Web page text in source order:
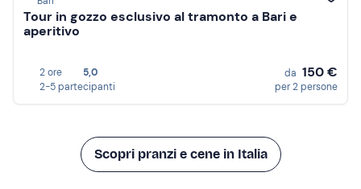
Tour in gozzo esclusivo al tramonto a Bari e
aperitivo
2 ore
5,0
2-5 partecipanti
da 150 €
per 2 persone
Scopri pranzi e cene in Italia